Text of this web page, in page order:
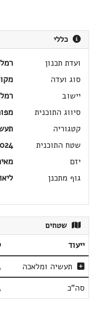
כללי
ועדת תכנון
סוג ועדה
יישוב
סיווג התוכנית
קטגוריה
שטח התוכנית
8.024
יזם
גוף מתכנן
שטחים
ייעוד
תעשיה ומלאכה
סה"כ